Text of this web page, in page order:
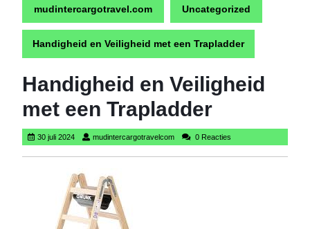
mudintercargotravel.com Uncategorized
Handigheid en Veiligheid met een Trapladder
Handigheid en Veiligheid
met een Trapladder
30 juli 202430
juli
2024
mudintercargotravelcommudintercargotravelcom
0 Reacties